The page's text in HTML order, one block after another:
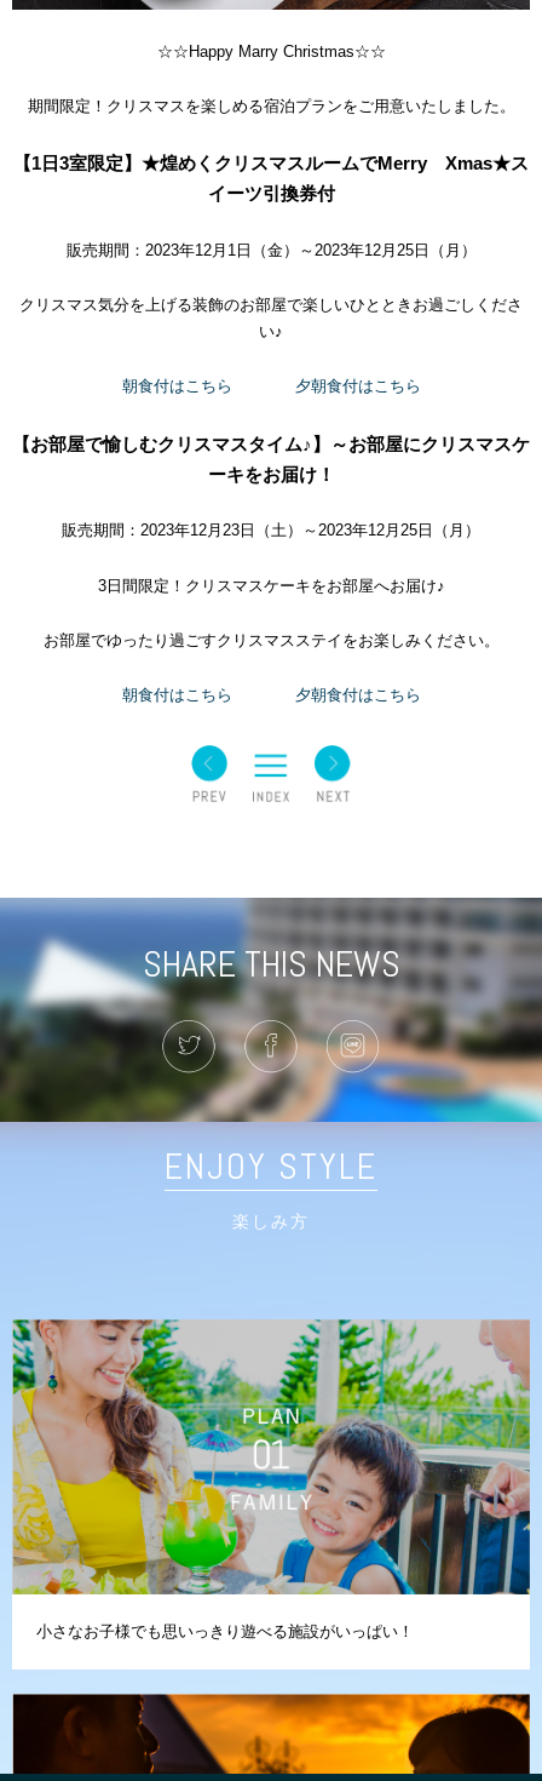
☆☆Happy Marry Christmas☆☆
期間限定！クリスマスを楽しめる宿泊プランをご用意いたしました。
【1日3室限定】★煌めくクリスマスルームでMerry Xmas★ス
イーツ引換券付
販売期間：2023年12月1日（金）～2023年12月25日（月）
クリスマス気分を上げる装飾のお部屋で楽しいひとときお過ごしくださ
い♪
朝食付はこちら 夕朝食付はこちら
【お部屋で愉しむクリスマスタイム♪】～お部屋にクリスマスケ
ーキをお届け！
販売期間：2023年12月23日（土）～2023年12月25日（月）
3日間限定！クリスマスケーキをお部屋へお届け♪
お部屋でゆったり過ごすクリスマスステイをお楽しみください。
朝食付はこちら 夕朝食付はこちら
SHARE THIS NEWS
ENJOY STYLE
楽しみ方
小さなお子様でも思いっきり遊べる施設がいっぱい！